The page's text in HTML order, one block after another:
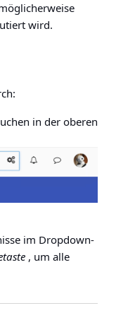
wird.
in der oberen
im Dropdown-
, um alle